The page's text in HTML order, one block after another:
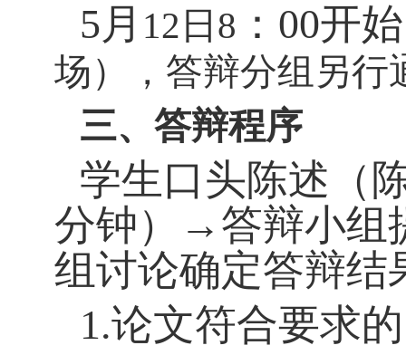
5月 12 日 8 ： 00开
场），答辩分组另行
三、答辩程序
学生口头陈述（
分钟）→答辩小组
组讨论确定答辩结
1.论文符合要求